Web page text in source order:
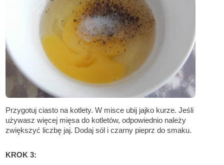
Przygotuj ciasto na kotlety. W misce ubij jajko kurze. Jeśli
używasz więcej mięsa do kotletów, odpowiednio należy
zwiększyć liczbę jaj. Dodaj sól i czarny pieprz do smaku.
KROK 3: